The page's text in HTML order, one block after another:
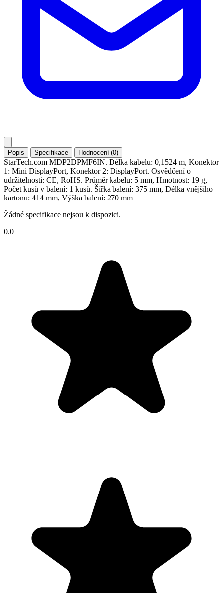
Popis Specifikace Hodnocení (0)
StarTech.com MDP2DPMF6IN. Délka kabelu: 0,1524 m, Konektor
1: Mini DisplayPort, Konektor 2: DisplayPort. Osvědčení o
udržitelnosti: CE, RoHS. Průměr kabelu: 5 mm, Hmotnost: 19 g,
Počet kusů v balení: 1 kusů. Šířka balení: 375 mm, Délka vnějšího
kartonu: 414 mm, Výška balení: 270 mm
Žádné specifikace nejsou k dispozici.
0.0